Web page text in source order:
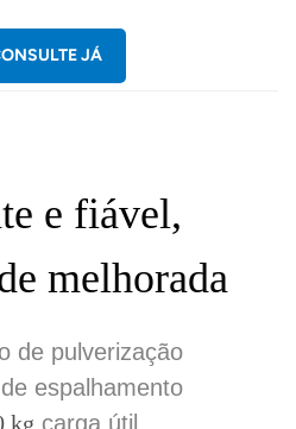
JÁ
e fiável,
melhorada
de pulverização
espalhamento
kg carga útil